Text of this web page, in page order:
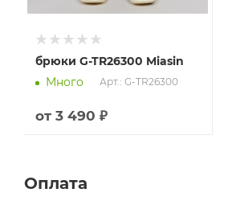
брюки G-TR26300 Miasin
Много
Арт.: G-TR26300
от 3 490 ₽
Оплата